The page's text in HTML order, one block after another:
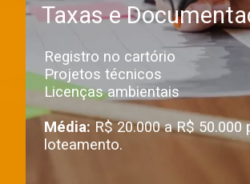
Taxas e
Registro no cartório
Projetos técnicos
Licenças ambientais
Média: R$ 20.000 a R$ 50.000
loteamento.